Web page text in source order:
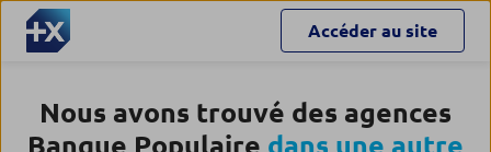
Accéder au site
Nous avons trouvé des agences
Banque Populaire dans une autre